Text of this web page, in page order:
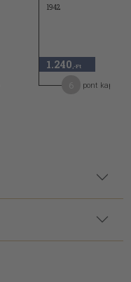
1942
1.240 ,-Ft
pont kapható